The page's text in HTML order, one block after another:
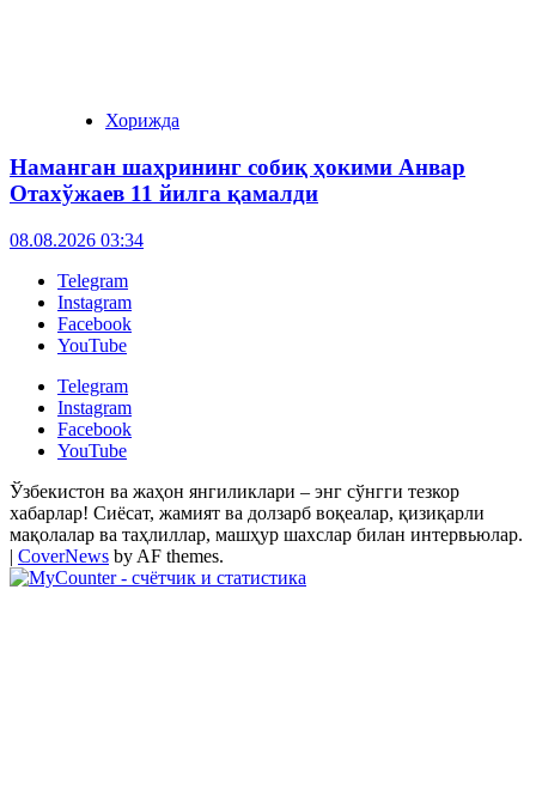
Хорижда
Наманган шаҳрининг собиқ ҳокими Анвар
Отахўжаев 11 йилга қамалди
08.08.2026 03:34
Telegram
Instagram
Facebook
YouTube
Telegram
Instagram
Facebook
YouTube
Ўзбекистон ва жаҳон янгиликлари – энг сўнгги тезкор
хабарлар! Сиёсат, жамият ва долзарб воқеалар, қизиқарли
мақолалар ва таҳлиллар, машҳур шахслар билан интервьюлар.
| CoverNews by AF themes.